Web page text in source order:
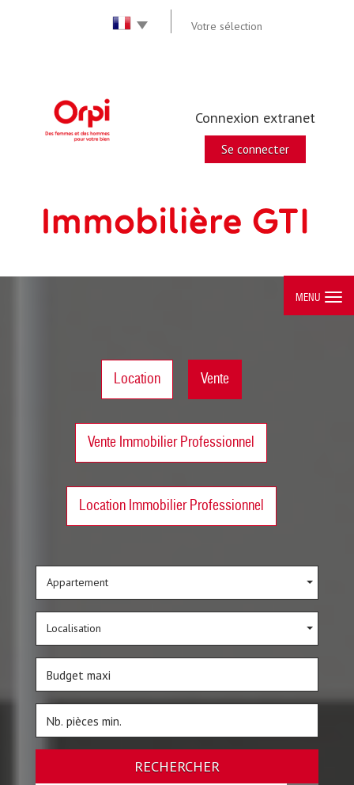
Votre sélection
Connexion extranet
Se connecter
MENU
Location Vente
Vente Immobilier Professionnel
Location Immobilier Professionnel
Appartement
Localisation
RECHERCHER